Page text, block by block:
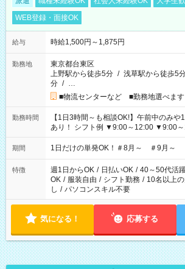
WEB登録・面接OK
給与 時給1,500円～1,875円
勤務地
東京都台東区
上野駅から徒歩5分 / 浅草駅から徒歩5
分 / …
■物流センターなど ■勤務地選べます
勤務時間
【1日3時間～も相談OK!】午前中のみや
あり！ シフト例 ▼9:00～12:00 ▼9:00
▼18:00～21:00
期間 1日だけの単発OK！＃8月～ ＃9月～
特徴 週1日からOK / 日払いOK / 40～50代活
OK / 服装自由 / シフト勤務 / 10名以上
し / パソコンスキル不要
気になる！ 応募する